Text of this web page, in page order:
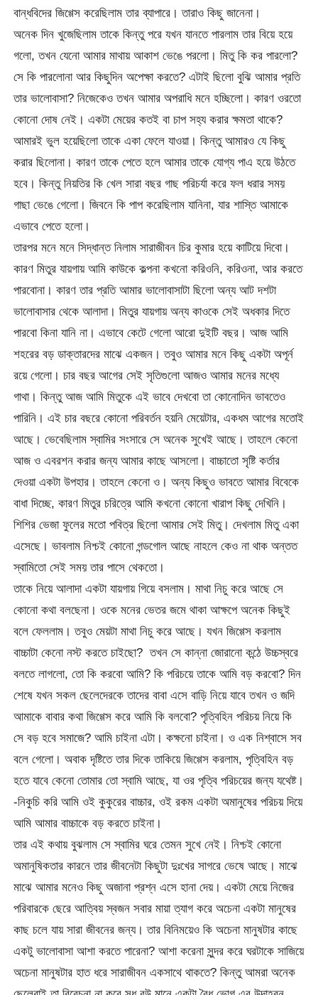
বান্ধবিদের জিগ্গেস করেছিলাম তার ব্যাপারে। তারাও কিছু জানেনা।
অনেক দিন খুজেছিলাম তাকে কিন্তু পরে যখন যানতে পারলাম তার বিয়ে হয়ে
গলো, তখন যেনো আমার মাথায় আকাশ ভেঙে পরলো। মিতু কি কর পারলো?
সে কি পারলোনা আর কিছুদিন অপেক্ষা করতে? এটাই ছিলো বুঝি আমার প্রতি
তার ভালোবাসা? নিজেকেও তখন আমার অপরাধি মনে হচ্ছিলো। কারণ ওরতো
কোনো দোষ নেই। একটা মেয়ের কতই বা চাপ সহ্য করার ক্ষমতা থাকে?
আমারই ভুল হয়েছিলো তাকে একা ফেলে যাওয়া। কিন্তু আমারও যে কিছু
করার ছিলোনা। কারণ তাকে পেতে হলে আমার তাকে যোগ্য পাএ হয়ে উঠতে
হবে। কিন্তু নিয়তির কি খেল সারা বছর গাছ পরিচর্যা করে ফল ধরার সময়
গাছা ভেঙে গেলো। জিবনে কি পাপ করেছিলাম যানিনা, যার শাস্তি আমাকে
এভাবে পেতে হলো।
তারপর মনে মনে সিদ্ধান্ত নিলাম সারাজীবন চির কুমার হয়ে কাটিয়ে দিবো।
কারণ মিতুর যায়গায় আমি কাউকে কল্পনা কখনো করিওনি, করিওনা, আর করতে
পারবোনা। কারণ তার প্রতি আমার ভালোবাসাটা ছিলো অন্য আট দশটা
ভালোবাসার থেকে আলাদা। মিতুর যায়গায় অন্য কাওকে সেই অধকার দিতে
পারবো কিনা যানি না। এভাবে কেটে গেলো আরো দুইটি বছর। আজ আমি
শহরের বড় ডাক্তারদের মাঝে একজন। তবুও আমার মনে কিছু একটা অপূর্ন
রয়ে গেলো। চার বছর আগের সেই সৃতিগুলো আজও আমার মনের মধ্যে
গাথা। কিন্তু আজ আমি মিতুকে এই ভাবে দেখবো তা কোনোদিন ভাবতেও
পারিনি। এই চার বছরে কোনো পরিবর্তন হয়নি মেয়েটার, একধম আগের মতোই
আছে। ভেবেছিলাম স্বামির সংসারে সে অনেক সুখেই আছে। তাহলে কেনো
আজ ও এবরশন করার জন্য আমার কাছে আসলো। বাচ্চাতো সৃষ্টি কর্তার
দেওয়া একটা উপহার। তাহলে কেনো ও। অন্য কিছুও ভাবতে আমার বিবেকে
বাধা দিচ্ছে, কারণ মিতুর চরিত্রে আমি কখনো কোনো খারাপ কিছু দেখিনি।
শিশির ভেজা ফুলের মতো পবিত্র ছিলো আমার সেই মিতু। দেখলাম মিতু একা
এসেছে। ভাবলাম নিশ্চই কোনো গন্ডগোল আছে নাহলে কেও না থাক অন্তত
স্বামিতো সেই সময় তার পাসে থেকতো।
তাকে নিয়ে আলাদা একটা যায়গায় গিয়ে বসলাম। মাথা নিচু করে আছে সে
কোনো কথা বলছেনা। ওকে মনের ভেতর জমে থাকা আক্ষপে অনেক কিছুই
বলে ফেললাম। তবুও মেয়টা মাথা নিচু করে আছে। যখন জিগ্গেস করলাম
বাচ্চাটা কেনো নস্ট করতে চাইছো? তখন সে কান্না জোরানো কন্ঠে উচ্চস্বরে
বলতে লাগলো, তো কি করবো আমি? কি পরিচয়ে তাকে আমি বড় করবো? দিন
শেষে যখন সকল ছেলেদেরকে তাদের বাবা এসে বাড়ি নিয়ে যাবে তখন ও জদি
আমাকে বাবার কথা জিগ্গেস করে আমি কি বলবো? পৃত্বিহিন পরিচয় নিয়ে কি
সে বড় হবে সমাজে? আমি চাইনা এটা। কক্ষনো চাইনা। ও এক নিশ্বাসে সব
বলে গেলো। অবাক দৃষ্টিতে তার দিকে তাকিয়ে জিগ্গেস করলাম, পৃত্বিহিন বড়
হতে যাবে কেনো তোমার তো স্বামি আছে, যা ওর পৃত্বি পরিচয়ের জন্য যথেষ্ট।
-নিকুচি করি আমি ওই কুকুরের বাচ্চার, ওই রকম একটা অমানুষের পরিচয় দিয়ে
আমি আমার বাচ্চাকে বড় করতে চাইনা।
তার এই কথায় বুঝলাম সে স্বামির ঘরে তেমন সুখে নেই। নিশ্চই কোনো
অমানুষিকতার কারনে তার জীবনেটা কিছুটা দুঃখের সাগরে ভেষে আছে। মাঝে
মাঝে আমার মনেও কিছু অজানা প্রশ্ন এসে হানা দেয়। একটা মেয়ে নিজের
পরিবারকে ছেরে আত্বিয় স্বজন সবার মায়া ত্যাগ করে অচেনা একটা মানুষের
কাছ চলে যায় সারা জীবনের জন্য। তার বিনিময়েও কি অচেনা মানুষটার কাছে
একটু ভালোবাসা আশা করতে পারেনা? আশা করেনা সুন্দর করে ঘরটাকে সাজিয়ে
অচেনা মানুষটার হাত ধরে সারাজীবন একসাথে থাকতে? কিন্তু আমরা অনেক